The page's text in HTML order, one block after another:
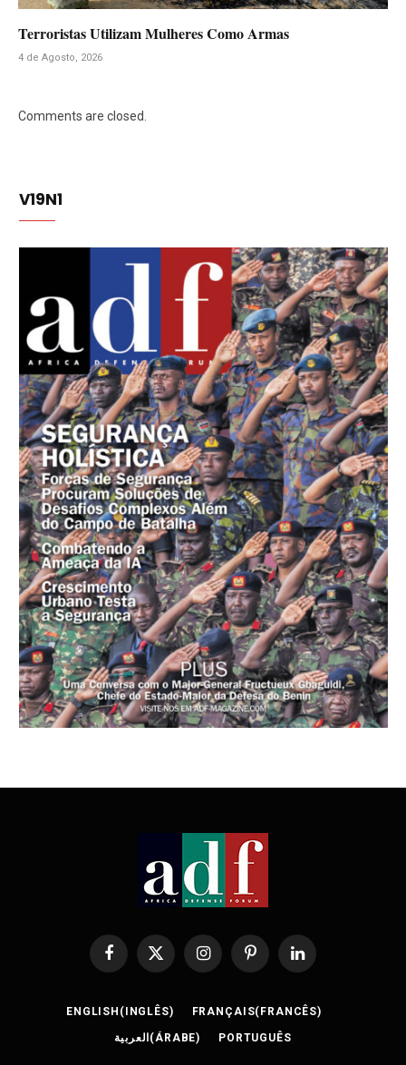
Terroristas Utilizam Mulheres Como Armas
4 de Agosto, 2026
Comments are closed.
V19N1
Facebook
X
InstagramPinterestLinkedIn
ENGLISH (INGLÊS) FRANÇAIS(FRANCÊS)
العربية(ÁRABE) PORTUGUÊS